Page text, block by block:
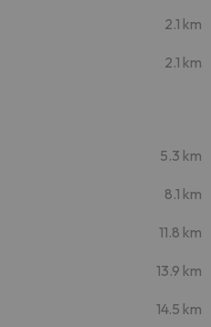
2.1 km
2.1 km
5.3 km
8.1 km
11.8 km
13.9 km
14.5 km